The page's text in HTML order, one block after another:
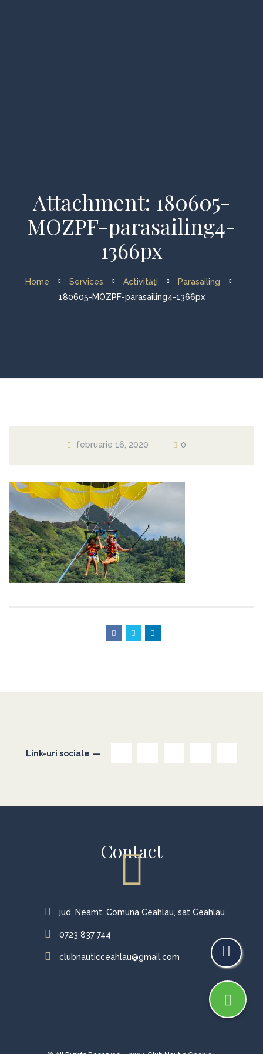
Despre noi
Activități
Contact
Attachment: 180605-
MOZPF-parasailing4-
1366px
Home Services Activități
Parasailing
180605-MOZPF-parasailing4-1366px
februarie 16, 2020 0
Link-uri sociale
Contact
jud. Neamt, Comuna Ceahlau, sat Ceahlau
0723 837 744
clubnauticceahlau@gmail.com